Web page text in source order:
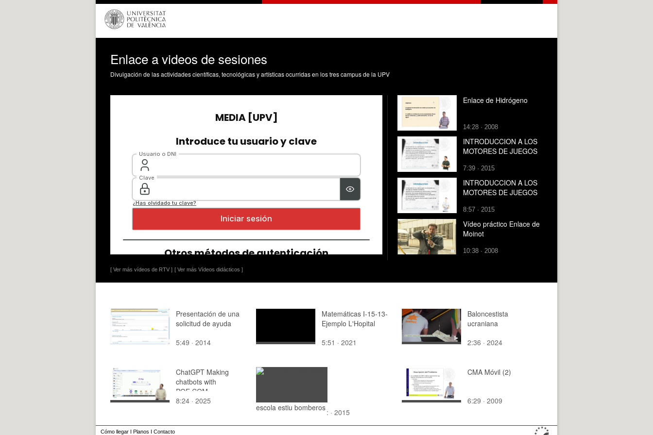
Enlace a videos de sesiones
Divulgación de las actividades científicas, tecnológicas y artísticas ocurridas en los tres campus de la UPV
[ Ver más vídeos de RTV ] [ Ver más Vídeos didácticos ]
Enlace de Hidrógeno
14:28 · 2008
INTRODUCCION A LOS
MOTORES DE JUEGOS
7:39 · 2015
INTRODUCCION A LOS
MOTORES DE JUEGOS
8:57 · 2015
Vídeo práctico Enlace de
Moinot
10:38 · 2008
Presentación de una
solicitud de ayuda
5:49 · 2014
Matemáticas I-15-13-
Ejemplo L'Hopital
5:51 · 2021
Baloncestista
ucraniana
2:36 · 2024
ChatGPT Making
chatbots with
POE.COM
8:24 · 2025
escola estiu bomberos: · 2015
CMA Móvil (2)
6:29 · 2009
Cómo llegar I Planos I Contacto